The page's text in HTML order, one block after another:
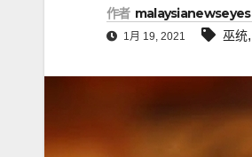
作者 malaysianewseyes
1月 19, 2021 巫统,